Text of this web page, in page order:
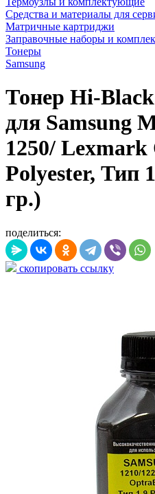
Средства и материалы для
Матричные картриджи
Заправочные наборы и
Тонеры
Samsung
Тонер Hi-
для Samsung
1250/ Lexmark
Polyester, Тип
гр.)
поделиться:
скопировать ссылку